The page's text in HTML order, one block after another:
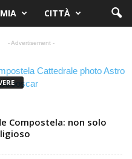
CITTÀ
- Advertisement -
Compostela: non solo